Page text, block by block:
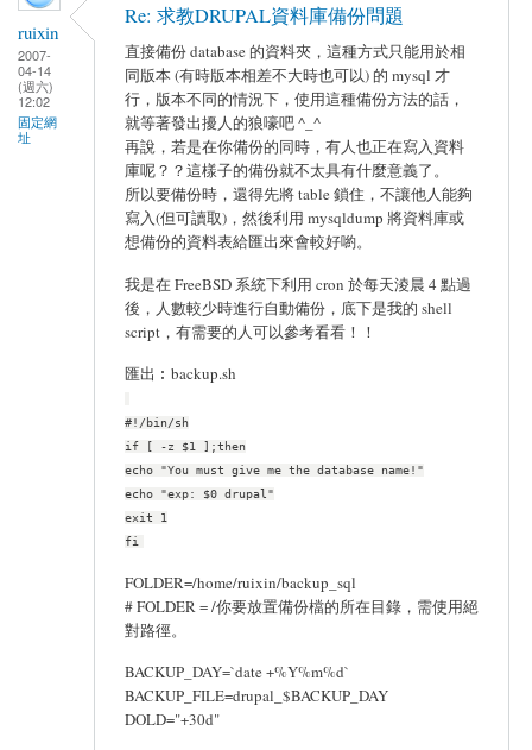
ruixin
2007-
04-14
(週六)
12:02
固定網
址
Re: 求教DRUPAL資料庫備份問題
直接備份 database 的資料夾，這種方式只能用於相
同版本 (有時版本相差不大時也可以) 的 mysql 才
行，版本不同的情況下，使用這種備份方法的話，
就等著發出擾人的狼嚎吧 ^_^
再說，若是在你備份的同時，有人也正在寫入資料
庫呢？？這樣子的備份就不太具有什麼意義了。
所以要備份時，還得先將 table 鎖住，不讓他人能夠
寫入(但可讀取)，然後利用 mysqldump 將資料庫或
想備份的資料表給匯出來會較好喲。
我是在 FreeBSD 系統下利用 cron 於每天淩晨 4 點過
後，人數較少時進行自動備份，底下是我的 shell
script，有需要的人可以參考看看！！
匯出︰backup.sh
#!/bin/sh
if [ -z $1 ];then
echo "You must give me the database name!"
echo "exp: $0 drupal"
exit 1
fi
FOLDER=/home/ruixin/backup_sql
# FOLDER = /你要放置備份檔的所在目錄，需使用絕
對路徑。
BACKUP_DAY=`date +%Y%m%d`
BACKUP_FILE=drupal_$BACKUP_DAY
DOLD="+30d"